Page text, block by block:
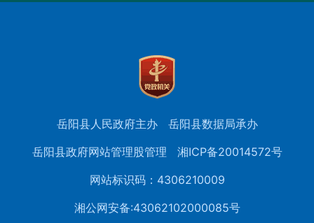
岳阳县人民政府主办
岳阳县数据局承办
岳阳县政府网站管理股管理
湘ICP备20014572号
网站标识码：4306210009
湘公网安备:43062102000085号